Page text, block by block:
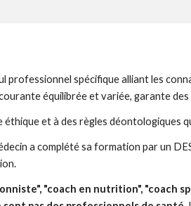
professionnel spécifique alliant les
équilibrée et variée, garante
et à des règles déontologiques
a complété sa formation par un
"coach en nutrition", "coach